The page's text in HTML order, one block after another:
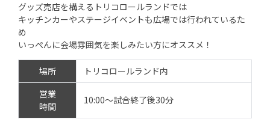
グッズ売店を構えるトリコロールランドでは
キッチンカーやステージイベントも広場では行われているた
め
いっぺんに会場雰囲気を楽しみたい方にオススメ！
場所
トリコロールランド内
営業
時間
10:00～試合終了後30分